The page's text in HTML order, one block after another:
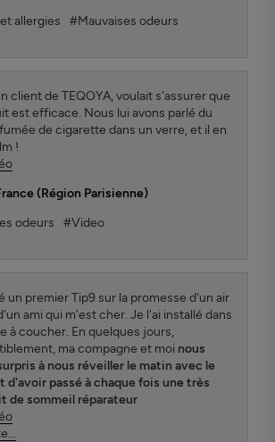
allergies
#Mauvaises odeurs
client de TEQOYA, voulait s'assurer que
est efficace. Nous lui avons parlé du
de cigarette dans un verre, et il en
!
(Région Parisienne)
odeurs
#Video
un premier Tip9 sur la promesse d'un air
ami qui m'est cher. Je l'ai installé dans
à coucher. En quelques jours,
ma compagne et moi nous
à nous réveiller le matin avec le
d'avoir passé à chaque fois une très
de sommeil réparateur